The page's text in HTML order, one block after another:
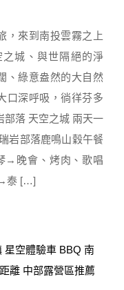
，來到南投雲霧之上
城、與世隔絕的淨
、綠意盎然的大自然
口深呼吸，徜徉芬多
部落 天空之城 兩天一
岩部落鹿鳴山穀午餐
→晚會、烤肉、歌唱
→泰 […]